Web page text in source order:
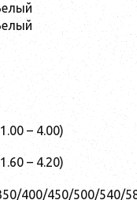
– 4.00)
– 4.20)
400/450/500/540/